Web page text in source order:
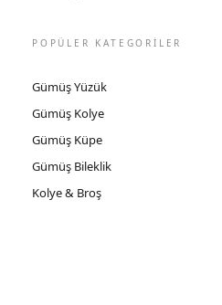
POPÜLER KATEGORİLER
Gümüş Yüzük
Gümüş Kolye
Gümüş Küpe
Gümüş Bileklik
Kolye & Broş